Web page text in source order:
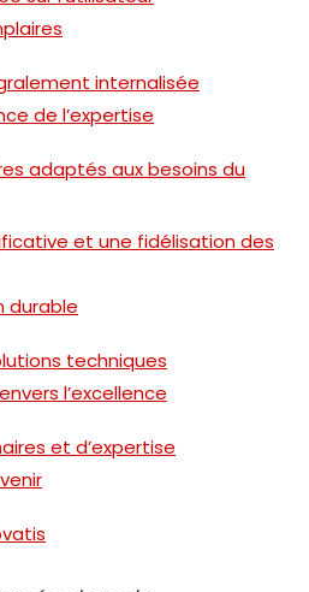
internalisée
de l’expertise
adaptés aux besoins du
et une fidélisation des
durable
techniques
l’excellence
et d’expertise